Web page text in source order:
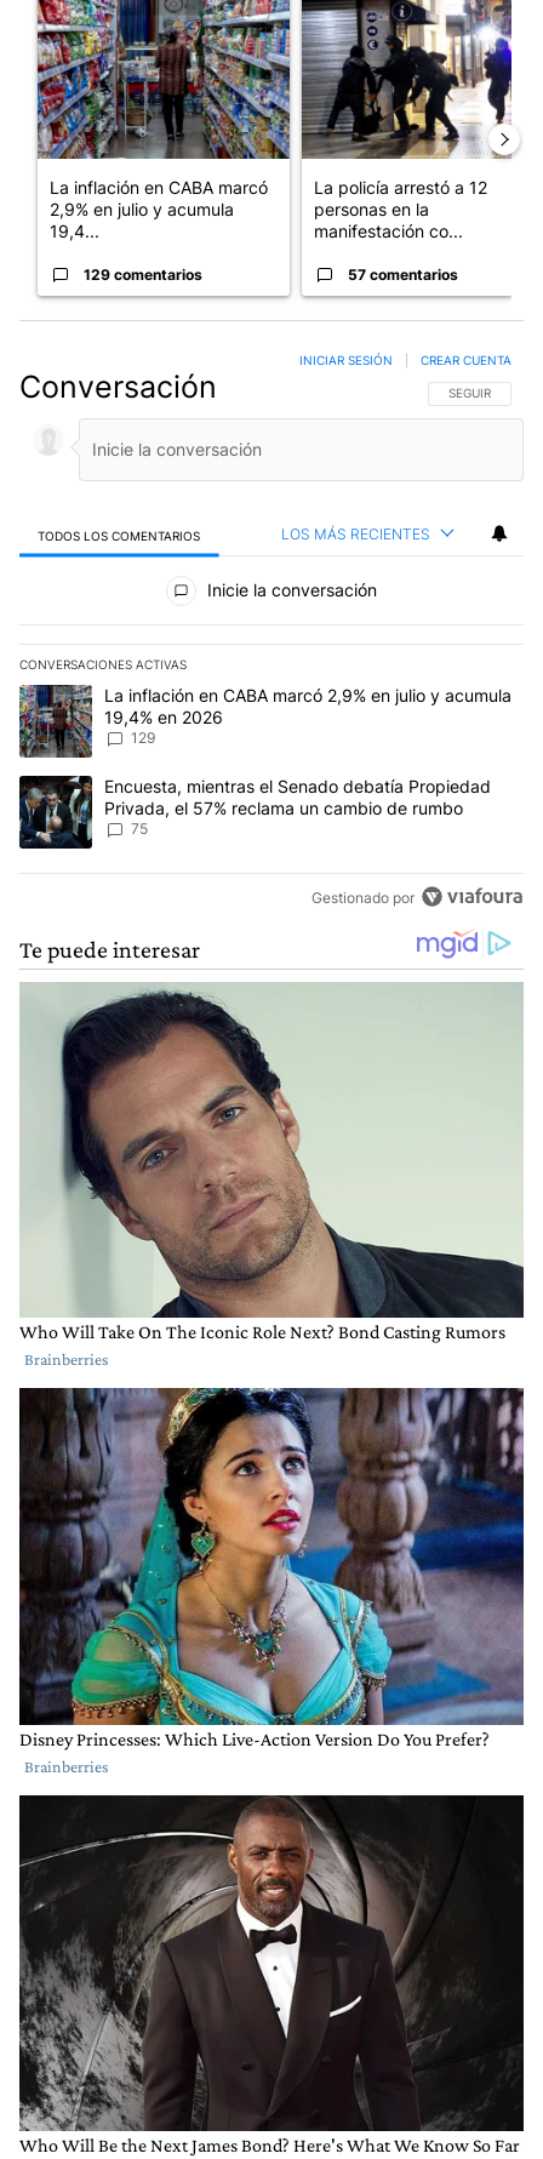
La inflación en CABA marcó
2,9% en julio y acumula
19,4...
129 comentarios
La policía arrestó a 12
personas en la
manifestación co...
57 comentarios
Conversación SIGA ESTA
SEGUIR
INICIAR SESIÓN CREAR CUENTA
TODOS LOS COMENTARIOS LOS MÁS RECIENTES
Todos los comentarios
Inicie la conversación
CONVERSACIONES ACTIVAS
Este listado muestra los artículos con más comentarios en los
Un artículo de tendencia con el título "La inflación en CABA
La inflación en CABA marcó 2,9% en julio y acumula
19,4% en 2026
129
Un artículo de tendencia con el título "Encuesta, mientras el
Encuesta, mientras el Senado debatía Propiedad
Privada, el 57% reclama un cambio de rumbo
75
Gestionado por